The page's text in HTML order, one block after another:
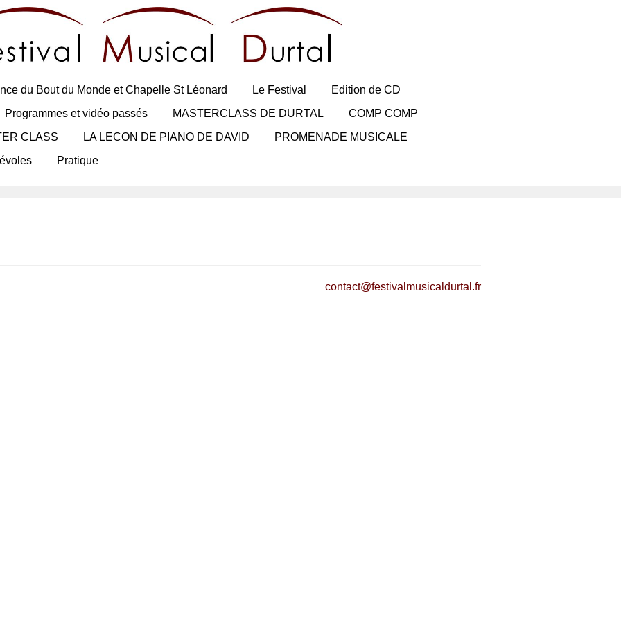
du Bout du Monde et Chapelle St Léonard Le Festival
Edition de CD
Programmes et vidéo passés
MASTERCLASS DE DURTAL
COMP COMP
CLASS
LA LECON DE PIANO DE DAVID
PROMENADE MUSICALE
Pratique
contact@festivalmusicaldurtal.fr